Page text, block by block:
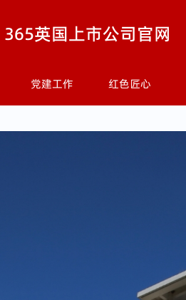
365英国上市公司官网
党建工作 红色匠心